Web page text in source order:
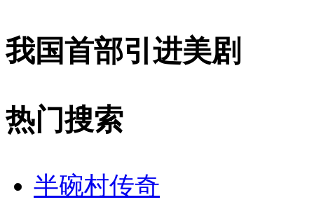
我国首部引进美剧
热门搜索
半碗村传奇